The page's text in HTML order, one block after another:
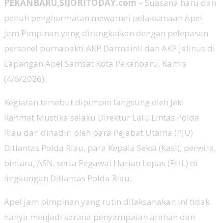
PEKANBARU,SIJORITODAY.com – Suasana haru dan
penuh penghormatan mewarnai pelaksanaan Apel
Jam Pimpinan yang dirangkaikan dengan pelepasan
personel purnabakti AKP Darmainil dan AKP Jalinus di
Lapangan Apel Samsat Kota Pekanbaru, Kamis
(4/6/2026).
Kegiatan tersebut dipimpin langsung oleh Jeki
Rahmat Mustika selaku Direktur Lalu Lintas Polda
Riau dan dihadiri oleh para Pejabat Utama (PJU)
Ditlantas Polda Riau, para Kepala Seksi (Kasi), perwira,
bintara, ASN, serta Pegawai Harian Lepas (PHL) di
lingkungan Ditlantas Polda Riau.
Apel jam pimpinan yang rutin dilaksanakan ini tidak
hanya menjadi sarana penyampaian arahan dan